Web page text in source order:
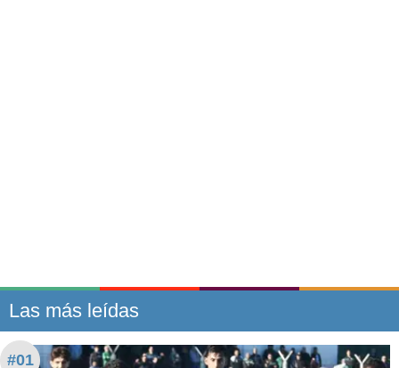
Las más leídas
#01